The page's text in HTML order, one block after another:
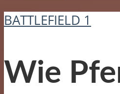
BATTLEFIELD 1
Wie